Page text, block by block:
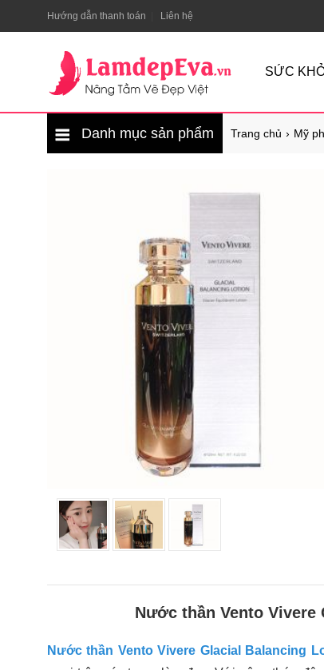
Hướng dẫn thanh toán Liên hệ
SỨC
Danh mục sản phẩm Trang chủ Mỹ
Nước thần Vento
Nước thần Vento Vivere Glacial Balancing